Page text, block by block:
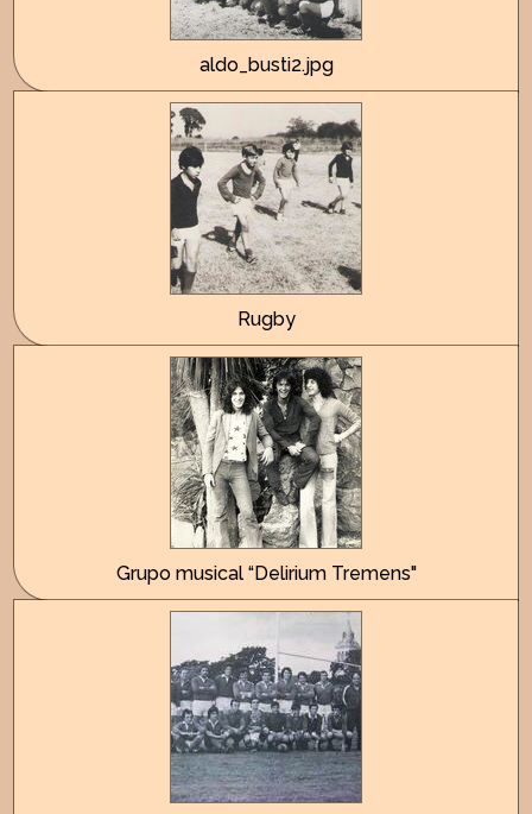
aldo_busti2.jpg
Rugby
Grupo musical “Delirium Tremens"